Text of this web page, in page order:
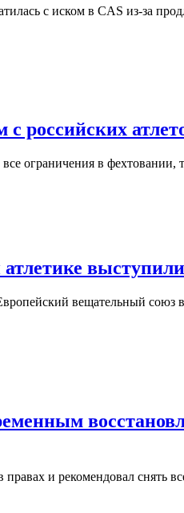
с иском в CAS из-за
российских
ограничения в
атлетике
вещательный
и рекомендовал снять